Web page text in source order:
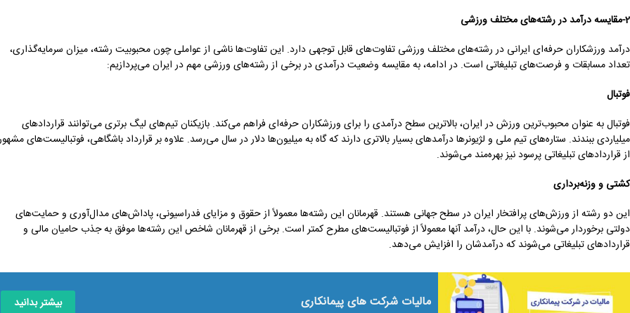
2-مقایسه درآمد در رشته‌های مختلف ورزشی
درآمد ورزشکاران حرفه‌ای ایرانی در رشته‌های مختلف ورزشی تفاوت‌های قابل توجهی دارد. این تفاوت‌ها ناشی از عواملی چون محبوبیت رشته، میزان سرمایه‌گذاری،
تعداد مسابقات و فرصت‌های تبلیغاتی است. در ادامه، به مقایسه وضعیت درآمدی در برخی از رشته‌های ورزشی مهم در ایران می‌پردازیم:
فوتبال
فوتبال به عنوان محبوب‌ترین ورزش در ایران، بالاترین سطح درآمدی را برای ورزشکاران حرفه‌ای فراهم می‌کند. بازیکنان تیم‌های لیگ برتری می‌توانند قراردادهای
میلیاردی ببندند. ستاره‌های تیم ملی و لژیونرها درآمدهای بسیار بالاتری دارند که گاه به میلیون‌ها دلار در سال می‌رسد. علاوه بر قرارداد باشگاهی، فوتبالیست‌های
از قراردادهای تبلیغاتی پرسود نیز بهره‌مند می‌شوند.
کشتی و وزنه‌برداری
این دو رشته از ورزش‌های پرافتخار ایران در سطح جهانی هستند. قهرمانان این رشته‌ها معمولاً از حقوق و مزایای فدراسیونی، پاداش‌های مدال‌آوری و حمایت‌های
دولتی برخوردار می‌شوند. با این حال، درآمد آنها معمولاً از فوتبالیست‌های مطرح کمتر است. برخی از قهرمانان شاخص این رشته‌ها موفق به جذب حامیان مالی و
قراردادهای تبلیغاتی می‌شوند که درآمدشان را افزایش می‌دهد.
مالیات شرکت‌ های پیمانکاری بیشتر بدانید